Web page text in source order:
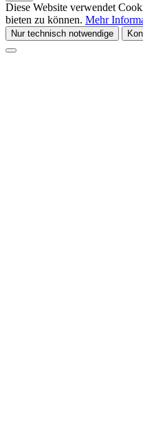
Diese Website verwendet
bieten zu können. Mehr
Nur technisch notwendige